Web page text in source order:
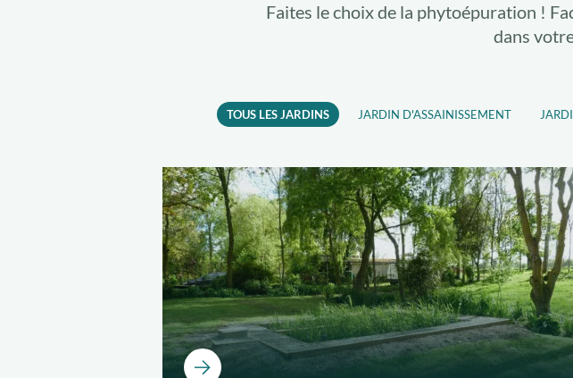
Faites le choix de la phytoépuration !
dans
TOUS LES JARDINS JARDIN D'ASSAINISSEMENT